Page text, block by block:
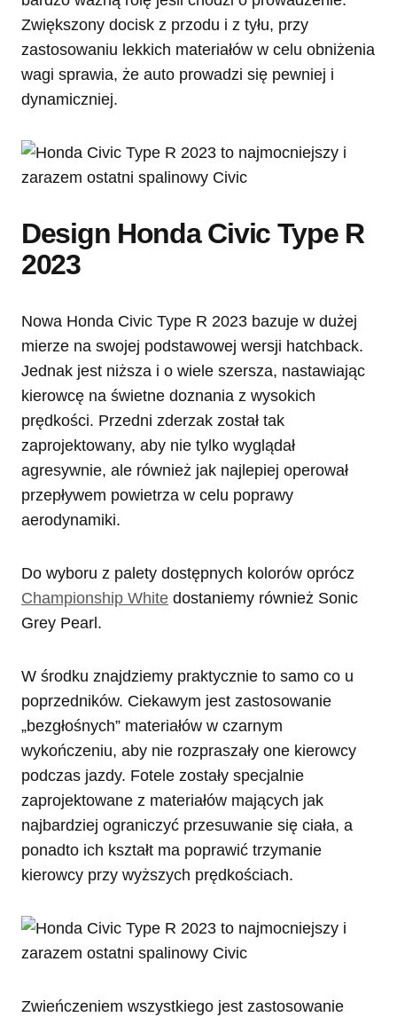
Zwiększony docisk z przodu i z tyłu, przy
zastosowaniu lekkich materiałów w celu obniżenia
wagi sprawia, że auto prowadzi się pewniej i
dynamiczniej.
Design Honda Civic Type R
2023
Nowa Honda Civic Type R 2023 bazuje w dużej
mierze na swojej podstawowej wersji hatchback.
Jednak jest niższa i o wiele szersza, nastawiając
kierowcę na świetne doznania z wysokich
prędkości. Przedni zderzak został tak
zaprojektowany, aby nie tylko wyglądał
agresywnie, ale również jak najlepiej operował
przepływem powietrza w celu poprawy
aerodynamiki.
Do wyboru z palety dostępnych kolorów oprócz
Championship White dostaniemy również Sonic
Grey Pearl.
W środku znajdziemy praktycznie to samo co u
poprzedników. Ciekawym jest zastosowanie
„bezgłośnych” materiałów w czarnym
wykończeniu, aby nie rozpraszały one kierowcy
podczas jazdy. Fotele zostały specjalnie
zaprojektowane z materiałów mających jak
najbardziej ograniczyć przesuwanie się ciała, a
ponadto ich kształt ma poprawić trzymanie
kierowcy przy wyższych prędkościach.
Zwieńczeniem wszystkiego jest zastosowanie